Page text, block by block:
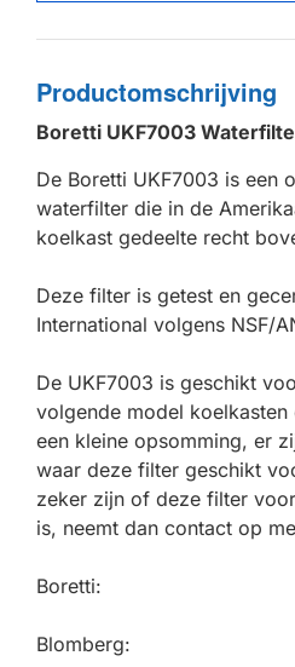
Productomschrijving
Boretti UKF7003
De Boretti UKF7003 is een
waterfilter die in de
koelkast gedeelte recht
Deze filter is getest en
International volgens NSF/
De UKF7003 is geschikt
volgende model
een kleine opsomming, er
waar deze filter geschikt
zeker zijn of deze filter
is, neemt dan contact op
Boretti:
Blomberg: